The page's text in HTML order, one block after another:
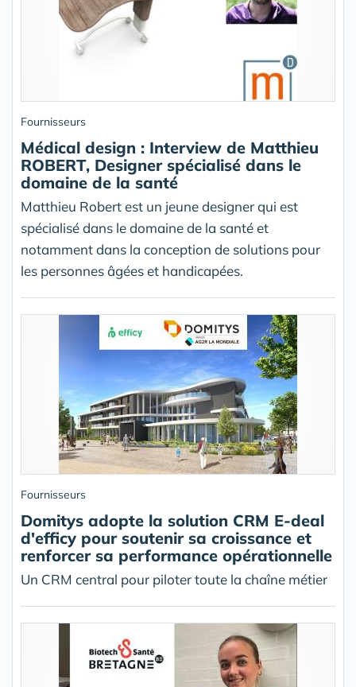
Fournisseurs
Médical design : Interview de Matthieu
ROBERT, Designer spécialisé dans le
domaine de la santé
Matthieu Robert est un jeune designer qui est
spécialisé dans le domaine de la santé et
notamment dans la conception de solutions pour
les personnes âgées et handicapées.
Fournisseurs
Domitys adopte la solution CRM E-deal
d'efficy pour soutenir sa croissance et
renforcer sa performance opérationnelle
Un CRM central pour piloter toute la chaîne métier